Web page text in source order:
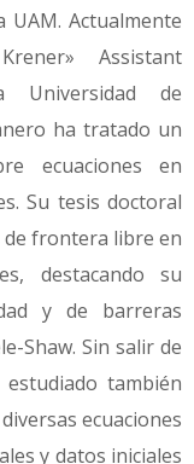
UAM. Actualmente
Assistant
Universidad de
ha tratado un
ecuaciones en
Su tesis doctoral
de frontera libre en
destacando su
y de barreras
Shaw. Sin salir de
también
ecuaciones
y datos iniciales